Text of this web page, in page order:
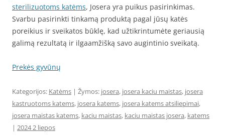
sterilizuotoms katėms, Josera yra puikus pasirinkimas.
Svarbu pasirinkti tinkamą produktą pagal jūsų katės
poreikius ir sveikatos būklę, kad užtikrintumėte geriausią
galimą rezultatą ir ilgaamžišką savo augintinio sveikatą.
Prekės gyvūnų
Kategorijos: Katėms | Žymos: josera, josera kaciu maistas, josera
kastruotoms katems, josera katems, josera katems atsiliepimai,
josera maistas katems, kaciu maistas, kaciu maistas josera, katems
| 2024 2 liepos